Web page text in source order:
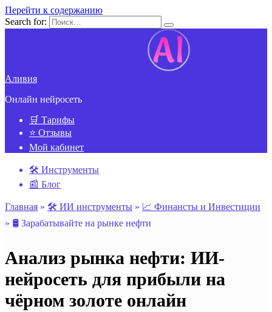
Перейти к содержанию
Search for:
Аливия
Онлайн нейросеть
🛒 Тарифы
⭐ Отзывы
Мой кабинет
🛠️ Инструменты
📰 Блог
Главная » 🛠️ ИИ инструменты » 📈 Финансты и Инвестиции
» 🛢️ Зарабатывайте на рынке нефти
Анализ рынка нефти: ИИ-
нейросеть для прибыли на
чёрном золоте онлайн